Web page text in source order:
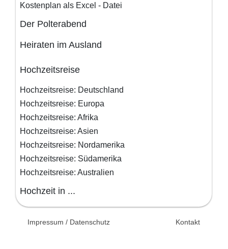
Kostenplan als Excel - Datei
Der Polterabend
Heiraten im Ausland
Hochzeitsreise
Hochzeitsreise: Deutschland
Hochzeitsreise: Europa
Hochzeitsreise: Afrika
Hochzeitsreise: Asien
Hochzeitsreise: Nordamerika
Hochzeitsreise: Südamerika
Hochzeitsreise: Australien
Hochzeit in ...
Impressum / Datenschutz Kontakt
© 2026 Unsertag.de - Ihr